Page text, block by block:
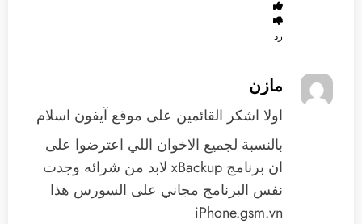
رد
مازن
اولا اشكر القائمين على موقع آيفون اسلام
بالنسبة لجميع الاخوان اللي اعترضوا على
ان برنامج xBackup لابد من شرائه وجدت
نفس البرنامج مجاني على السورس هذا
iPhone.gsm.vn